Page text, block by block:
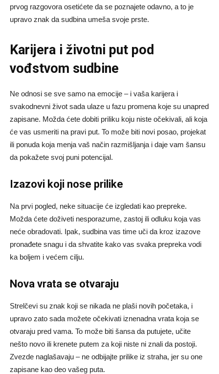
prvog razgovora osetićete da se poznajete odavno, a to je
upravo znak da sudbina umeša svoje prste.
Karijera i životni put pod
vođstvom sudbine
Ne odnosi se sve samo na emocije – i vaša karijera i
svakodnevni život sada ulaze u fazu promena koje su unapred
zapisane. Možda ćete dobiti priliku koju niste očekivali, ali koja
će vas usmeriti na pravi put. To može biti novi posao, projekat
ili ponuda koja menja vaš način razmišljanja i daje vam šansu
da pokažete svoj puni potencijal.
Izazovi koji nose prilike
Na prvi pogled, neke situacije će izgledati kao prepreke.
Možda ćete doživeti nesporazume, zastoj ili odluku koja vas
neće obradovati. Ipak, sudbina vas time uči da kroz izazove
pronađete snagu i da shvatite kako vas svaka prepreka vodi
ka boljem i većem cilju.
Nova vrata se otvaraju
Strelčevi su znak koji se nikada ne plaši novih početaka, i
upravo zato sada možete očekivati iznenadna vrata koja se
otvaraju pred vama. To može biti šansa da putujete, učite
nešto novo ili krenete putem za koji niste ni znali da postoji.
Zvezde naglašavaju – ne odbijajte prilike iz straha, jer su one
zapisane kao deo vašeg puta.